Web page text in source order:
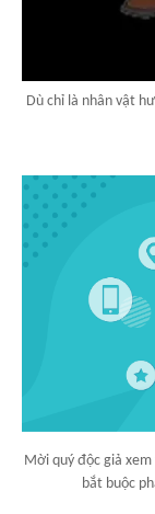
Dù chỉ là nhân vật
Mời quý độc giả
bắt buộc